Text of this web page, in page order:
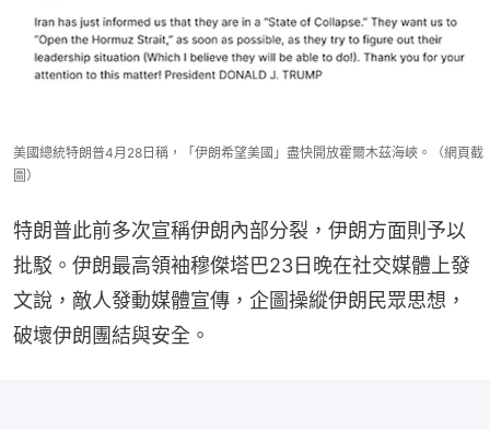
美國總統特朗普4月28日稱，「伊朗希望美國」盡快開放霍爾木茲海峽。（網頁截
圖）
特朗普此前多次宣稱伊朗內部分裂，伊朗方面則予以
批駁。伊朗最高領袖穆傑塔巴23日晚在社交媒體上發
文說，敵人發動媒體宣傳，企圖操縱伊朗民眾思想，
破壞伊朗團結與安全。